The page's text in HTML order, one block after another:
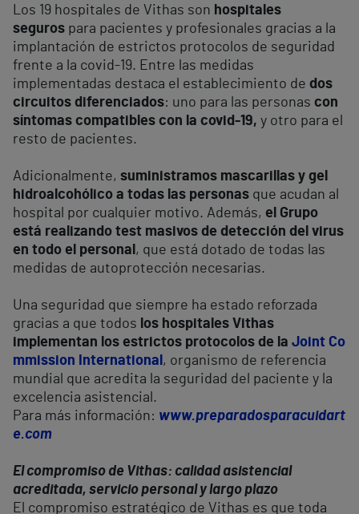
Los 19 hospitales de Vithas son hospitales
seguros para pacientes y profesionales gracias a la
implantación de estrictos protocolos de seguridad
frente a la covid-19. Entre las medidas
implementadas destaca el establecimiento de dos
circuitos diferenciados: uno para las personas con
síntomas compatibles con la covid-19, y otro para el
resto de pacientes.
Adicionalmente, suministramos mascarillas y gel
hidroalcohólico a todas las personas que acudan al
hospital por cualquier motivo. Además, el Grupo
está realizando test masivos de detección del virus
en todo el personal , que está dotado de todas las
medidas de autoprotección necesarias.
Una seguridad que siempre ha estado reforzada
gracias a que todos los hospitales Vithas
implementan los estrictos protocolos de la Joint Co
mmission International , organismo de referencia
mundial que acredita la seguridad del paciente y la
excelencia asistencial.
Para más información: www.preparadosparacuidart
e.com
El compromiso de Vithas: calidad asistencial
acreditada, servicio personal y largo plazo
El compromiso estratégico de Vithas es que toda